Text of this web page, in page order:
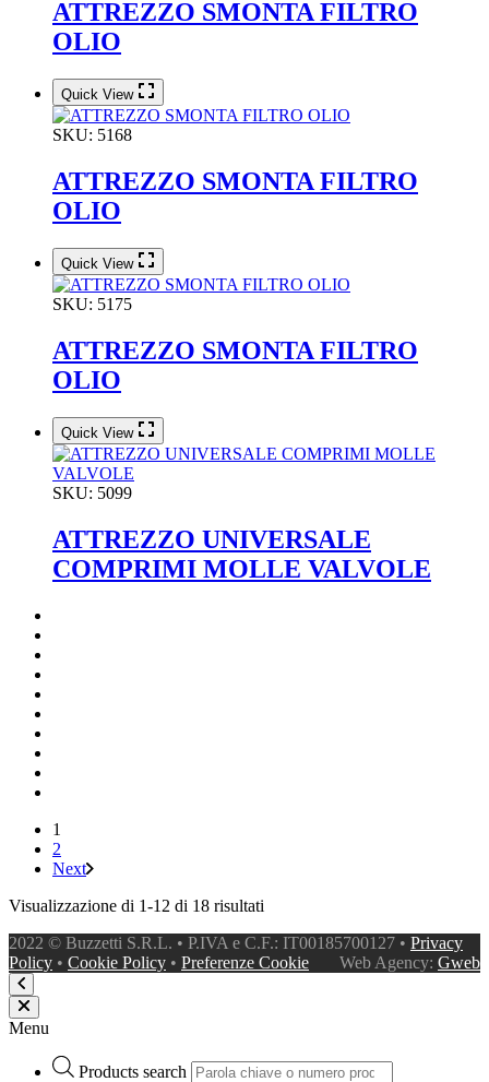
ATTREZZO SMONTA FILTRO
OLIO
Quick View
SKU: 5168
ATTREZZO SMONTA FILTRO
OLIO
Quick View
SKU: 5175
ATTREZZO SMONTA FILTRO
OLIO
Quick View
SKU: 5099
ATTREZZO UNIVERSALE
COMPRIMI MOLLE VALVOLE
1
2
Next
Visualizzazione di 1-12 di 18 risultati
2022 © Buzzetti S.R.L. • P.IVA e C.F.: IT00185700127 • Privacy
Policy • Cookie Policy • Preferenze Cookie Web Agency: Gweb
Menu
Products search